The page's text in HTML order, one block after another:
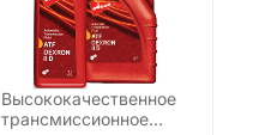
Высококачественное
трансмиссионное